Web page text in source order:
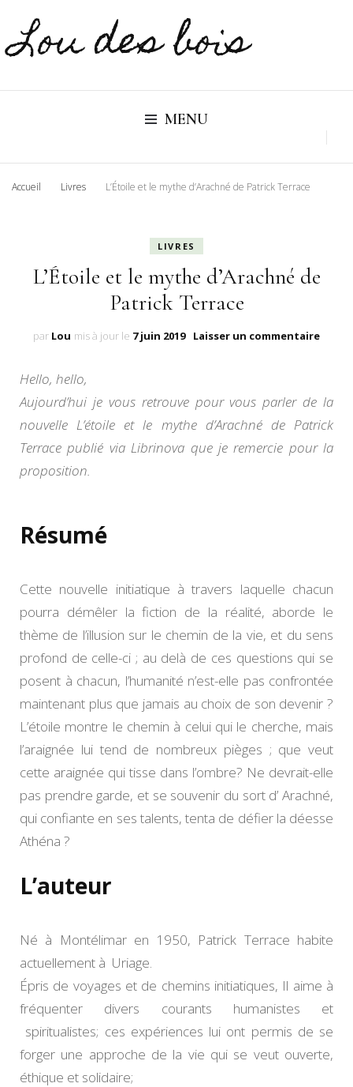
Lou des bois
MENU
Accueil Livres L’Étoile et le mythe d’Arachné de Patrick Terrace
LIVRES
L’Étoile et le mythe d’Arachné de
Patrick Terrace
par Lou mis à jour le 7 juin 2019 Laisser un commentairesur
mythe
de
Hello, hello,
Aujourd’hui je vous retrouve pour vous parler de la
nouvelle L’étoile et le mythe d’Arachné de Patrick
Terrace publié via Librinova que je remercie pour la
proposition.
Résumé
Cette nouvelle initiatique à travers laquelle chacun
pourra démêler la fiction de la réalité, aborde le
thème de l’illusion sur le chemin de la vie, et du sens
profond de celle-ci ; au delà de ces questions qui se
posent à chacun, l’humanité n’est-elle pas confrontée
maintenant plus que jamais au choix de son devenir ?
L’étoile montre le chemin à celui qui le cherche, mais
l’araignée lui tend de nombreux pièges ; que veut
cette araignée qui tisse dans l’ombre? Ne devrait-elle
pas prendre garde, et se souvenir du sort d’ Arachné,
qui confiante en ses talents, tenta de défier la déesse
Athéna ?
L’auteur
Né à Montélimar en 1950, Patrick Terrace habite
actuellement à Uriage.
Épris de voyages et de chemins initiatiques, Il aime à
fréquenter divers courants humanistes et
spiritualistes; ces expériences lui ont permis de se
forger une approche de la vie qui se veut ouverte,
éthique et solidaire;